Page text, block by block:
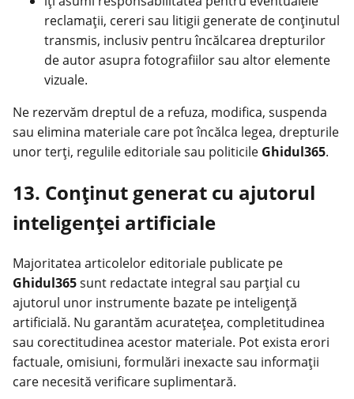
reclamații, cereri sau litigii generate de conținutul
transmis, inclusiv pentru încălcarea drepturilor
de autor asupra fotografiilor sau altor elemente
vizuale.
Ne rezervăm dreptul de a refuza, modifica, suspenda
sau elimina materiale care pot încălca legea, drepturile
unor terți, regulile editoriale sau politicile Ghidul365.
13. Conținut generat cu ajutorul
inteligenței artificiale
Majoritatea articolelor editoriale publicate pe
Ghidul365sunt redactate integral sau parțial cu
ajutorul unor instrumente bazate pe inteligență
artificială. Nu garantăm acuratețea, completitudinea
sau corectitudinea acestor materiale. Pot exista erori
factuale, omisiuni, formulări inexacte sau informații
care necesită verificare suplimentară.